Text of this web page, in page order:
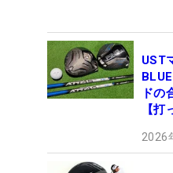
UST
ドの
【打
2026